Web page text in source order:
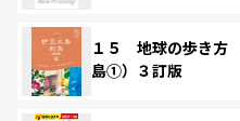
１５ 地球の歩き
島①）３訂版